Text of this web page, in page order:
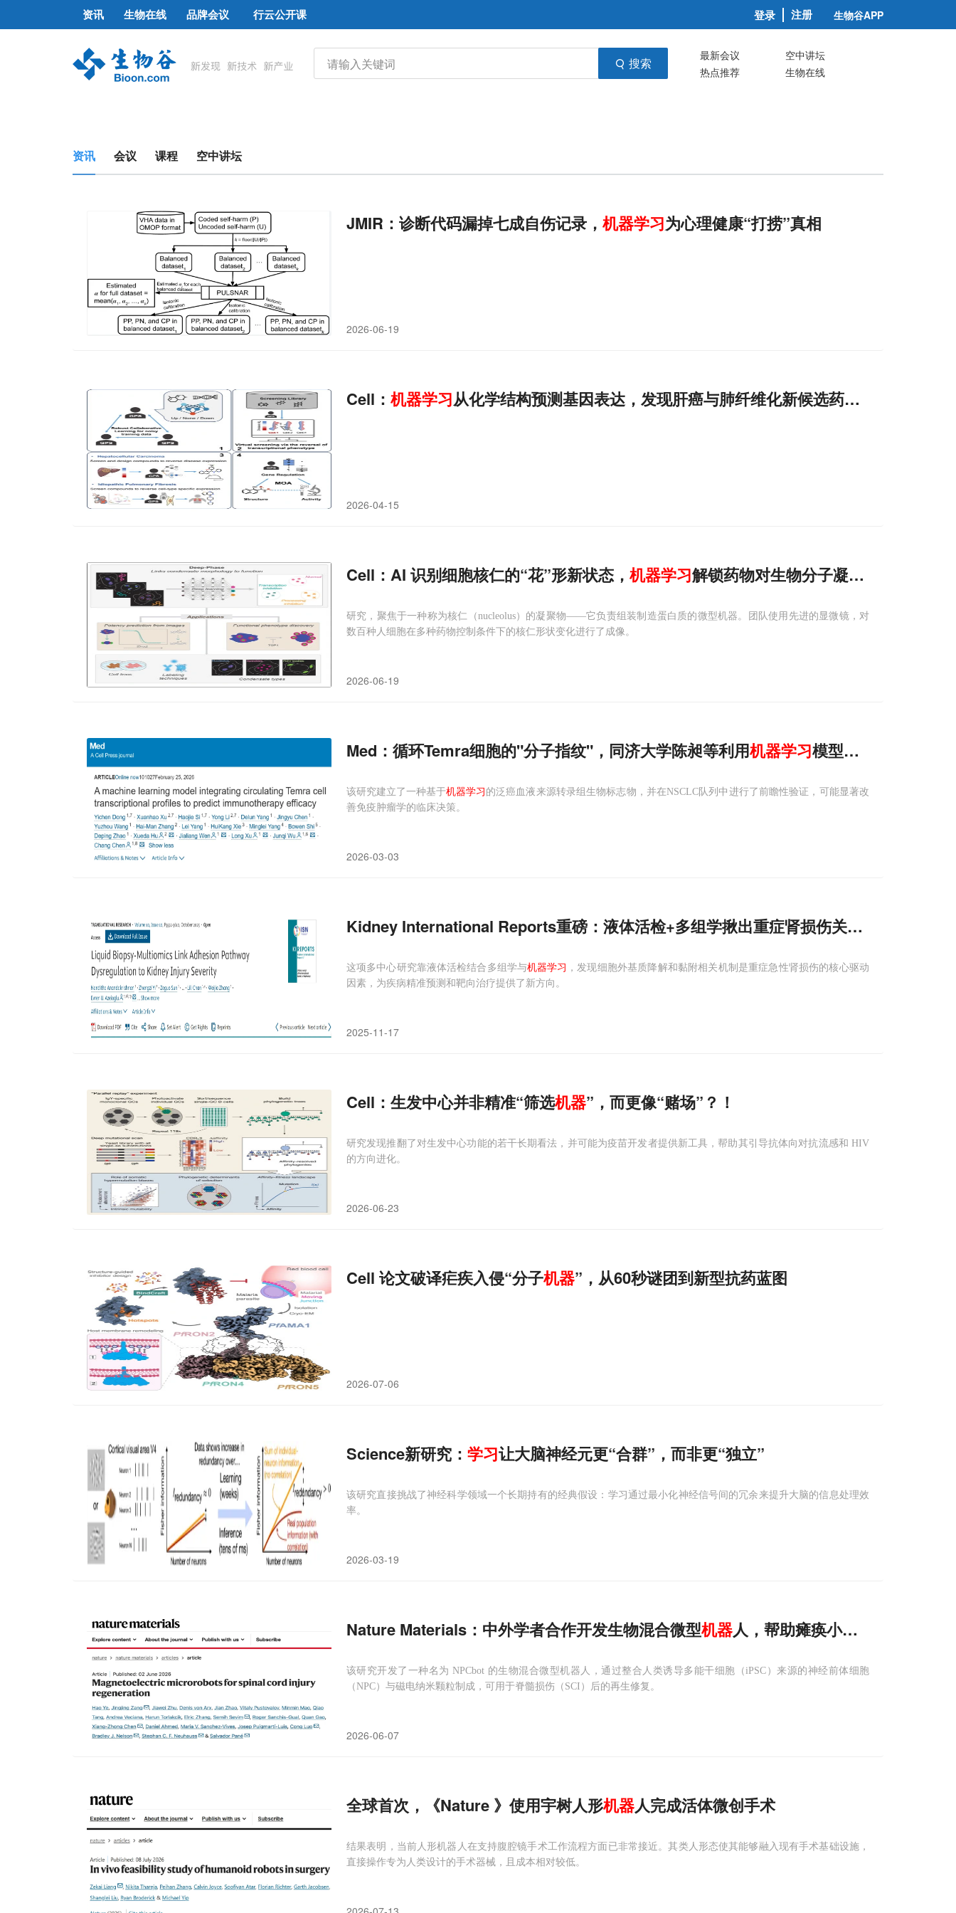
资讯 生物在线 品牌会议 行云公开课 登录 注册 生物谷APP
搜索 最新会议
空中讲坛
热点推荐
生物在线
资讯 会议 课程 空中讲坛
JMIR：诊断代码漏掉七成自伤记录， 机器学习为心理健康“打捞”真相
2026-06-19
Cell： 机器学习从化学结构预测基因表达，发现肝癌与肺纤维化新候选药物！
2026-04-15
Cell：AI 识别细胞核仁的“花”形新状态， 机器学习解锁药物对生物分子凝聚物的隐秘效
研究，聚焦于一种称为核仁（nucleolus）的凝聚物——它负责组装制造蛋白质的微型机器。团队使用先进的显微镜，对
数百种人细胞在多种药物控制条件下的核仁形状变化进行了成像。
2026-06-19
Med：循环Temra细胞的"分子指纹"，同济大学陈昶等利用机器学习模型解锁其预测免
该研究建立了一种基于机器学习 的泛癌血液来源转录组生物标志物，并在NSCLC队列中进行了前瞻性验证，可能显著改
善免疫肿瘤学的临床决策。
2026-03-03
Kidney International Reports重磅：液体活检+多组学揪出重症肾损伤关键机制，
这项多中心研究靠液体活检结合多组学与机器学习 ，发现细胞外基质降解和黏附相关机制是重症急性肾损伤的核心驱动
因素，为疾病精准预测和靶向治疗提供了新方向。
2025-11-17
Cell：生发中心并非精准“筛选机器”，而更像“赌场”？！
研究发现推翻了对生发中心功能的若干长期看法，并可能为疫苗开发者提供新工具，帮助其引导抗体向对抗流感和 HIV
的方向进化。
2026-06-23
Cell 论文破译疟疾入侵“分子机器”，从60秒谜团到新型抗药蓝图
2026-07-06
Science新研究： 学习让大脑神经元更“合群”，而非更“独立”
该研究直接挑战了神经科学领域一个长期持有的经典假设：学习通过最小化神经信号间的冗余来提升大脑的信息处理效
率。
2026-03-19
Nature Materials：中外学者合作开发生物混合微型机器人，帮助瘫痪小鼠恢复行走
该研究开发了一种名为 NPCbot 的生物混合微型机器人，通过整合人类诱导多能干细胞（iPSC）来源的神经前体细胞
（NPC）与磁电纳米颗粒制成，可用于脊髓损伤（SCI）后的再生修复。
2026-06-07
全球首次，《Nature 》使用宇树人形机器人完成活体微创手术
结果表明，当前人形机器人在支持腹腔镜手术工作流程方面已非常接近。其类人形态使其能够融入现有手术基础设施，
直接操作专为人类设计的手术器械，且成本相对较低。